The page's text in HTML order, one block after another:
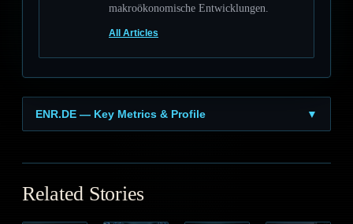
makroökonomische Entwicklungen.
All Articles
ENR.DE — Key Metrics & Profile ▼
Related Stories